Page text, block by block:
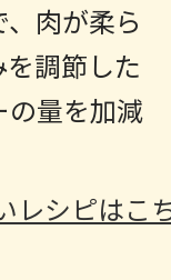
肉が柔ら
調節した
の量を加減